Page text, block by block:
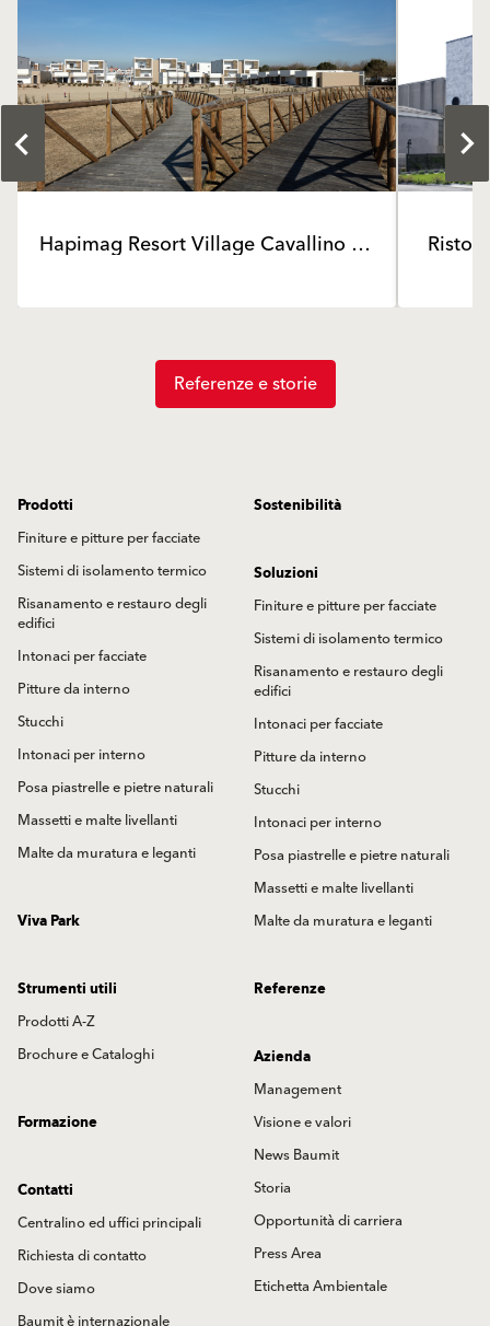
Hapimag Resort Village Cavallino Treporti
Referenze e storie
Prodotti
Finiture e pitture per facciate
Sistemi di isolamento termico
Risanamento e restauro degli
edifici
Intonaci per facciate
Pitture da interno
Stucchi
Intonaci per interno
Posa piastrelle e pietre naturali
Massetti e malte livellanti
Malte da muratura e leganti
Sostenibilità
Soluzioni
Finiture e pitture per facciate
Sistemi di isolamento termico
Risanamento e restauro degli
edifici
Intonaci per facciate
Pitture da interno
Stucchi
Intonaci per interno
Posa piastrelle e pietre naturali
Massetti e malte livellanti
Malte da muratura e leganti
Viva Park
Strumenti utili
Prodotti A-Z
Brochure e Cataloghi
Referenze
Azienda
Management
Visione e valori
News Baumit
Storia
Opportunità di carriera
Press Area
Etichetta Ambientale
Formazione
Contatti
Centralino ed uffici principali
Richiesta di contatto
Dove siamo